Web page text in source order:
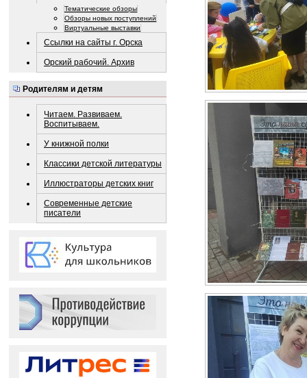
Тематические обзоры
Обзоры новых поступлений
Виртуальные выставки
Ссылки на сайты г. Орска
Орский рабочий. Архив
Родителям и детям
Читаем. Развиваем.
Воспитываем.
У книжной полки
Классики детской литературы
Иллюстраторы детских книг
Современные детские
писатели